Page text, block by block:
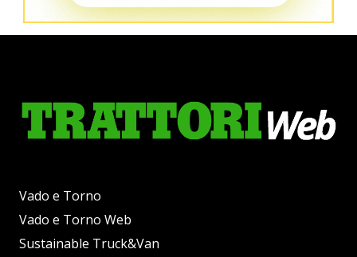
Vado e Torno
Vado e Torno Web
Sustainable Truck&Van